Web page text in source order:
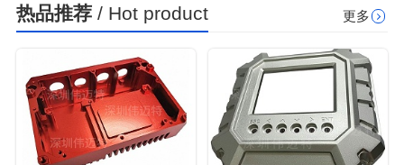
热品推荐 / Hot product 更多